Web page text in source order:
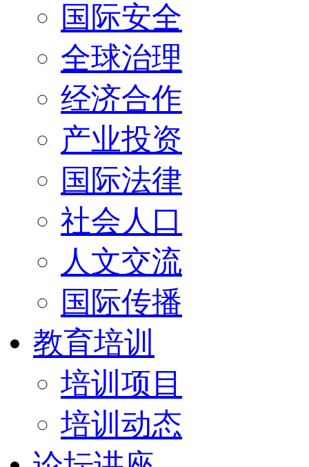
国际安全
全球治理
经济合作
产业投资
国际法律
社会人口
人文交流
国际传播
教育培训
培训项目
培训动态